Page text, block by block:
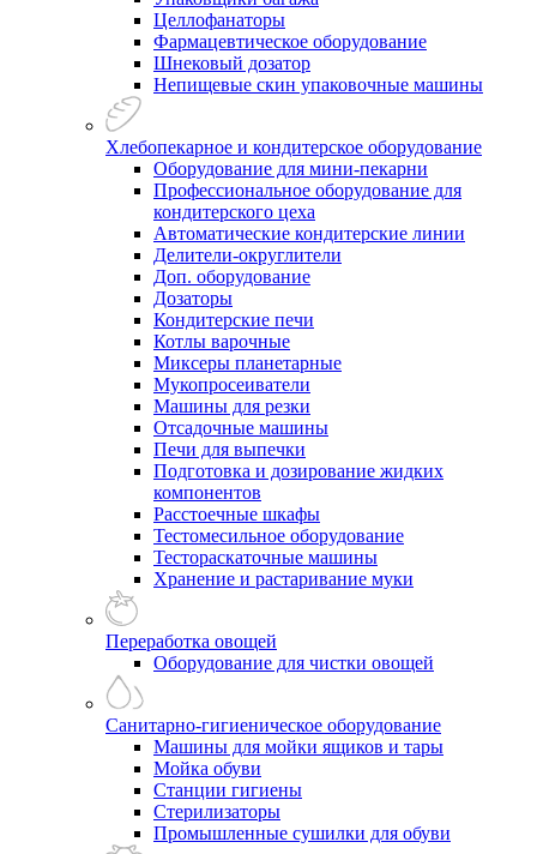
Целлофанаторы
Фармацевтическое оборудование
Шнековый дозатор
Непищевые скин упаковочные машины
Хлебопекарное и кондитерское оборудование
Оборудование для мини-пекарни
Профессиональное оборудование для
кондитерского цеха
Автоматические кондитерские линии
Делители-округлители
Доп. оборудование
Дозаторы
Кондитерские печи
Котлы варочные
Миксеры планетарные
Мукопросеиватели
Машины для резки
Отсадочные машины
Печи для выпечки
Подготовка и дозирование жидких
компонентов
Расстоечные шкафы
Тестомесильное оборудование
Тестораскаточные машины
Хранение и растаривание муки
Переработка овощей
Оборудование для чистки овощей
Санитарно-гигиеническое оборудование
Машины для мойки ящиков и тары
Мойка обуви
Станции гигиены
Стерилизаторы
Промышленные сушилки для обуви